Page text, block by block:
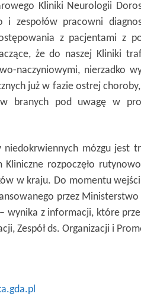
Kliniki Neurologii
i zespołów pracowni
z pacjentami z
że do naszej Kliniki
naczyniowymi, nierzadko
już w fazie ostrej
branych pod uwagę w
mózgu jest
rozpoczęło
w kraju. Do momentu
przez Ministerstwo
wynika z informacji, które
Zespół ds. Organizacji i